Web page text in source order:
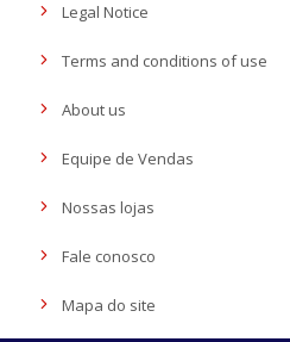
Legal Notice
Terms and conditions of use
About us
Equipe de Vendas
Nossas lojas
Fale conosco
Mapa do site